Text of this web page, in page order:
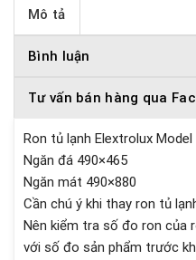
Mô tả
Bình luận
Tư vấn bán hàng qua
Ron tủ lạnh Elextrolux Model
Ngăn đá 490×465
Ngăn mát 490×880
Cần chú ý khi thay ron tủ
Nên kiểm tra số đo ron của
với số đo sản phẩm trước